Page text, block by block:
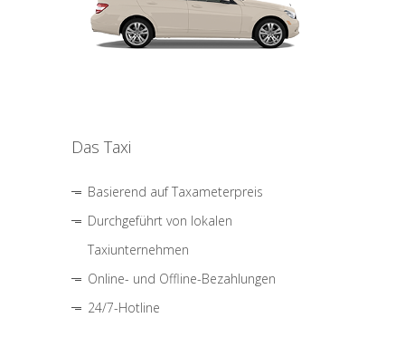
Das Taxi
Basierend auf Taxameterpreis
Durchgeführt von lokalen
Taxiunternehmen
Online- und Offline-Bezahlungen
24/7-Hotline